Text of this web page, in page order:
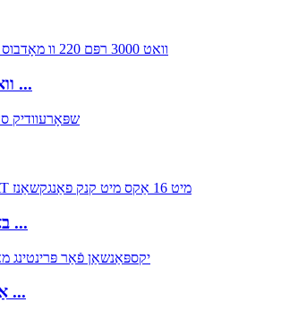
750 וואט 3000 רפּם 220 וו מאָדבוס / קאַנאָופּן / עטהערקאַט סערוואָ ס ...
CODESYS IEC61131-3 נאָרמאַל 0.6GHZ באַוועגונג קאָנטראָללער ...
MULTIPROG 3 אַקס אַנאַלאָג / דויפעק באַוועגונג קאָנטראָללער מיט ...